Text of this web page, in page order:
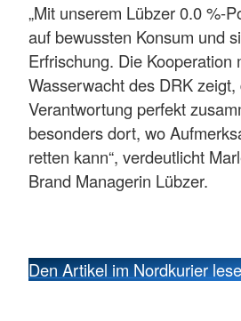
„Mit unserem Lübzer 0.0 %-
auf bewussten Konsum und
Erfrischung. Die Kooperation
Wasserwacht des DRK
Verantwortung perfekt
besonders dort, wo
retten kann“, verdeutlicht
Brand Managerin Lübzer.
Den Artikel im Nordkurier